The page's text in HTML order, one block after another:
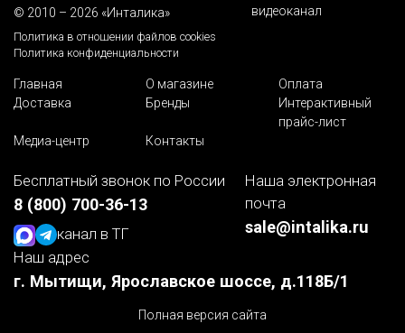
© 2010 – 2026 «Инталика»
Политика в отношении файлов cookies
Политика конфиденциальности
видеоканал
Главная О магазине
Оплата
Доставка
Бренды
Интерактивный
прайс-лист
Медиа-центр
Контакты
Бесплатный звонок по России
8 (800) 700-36-13
канал в ТГ
Наша электронная
почта
sale@intalika.ru
Наш адрес
г. Мытищи, Ярославское шоссе, д.118Б/1
Полная версия сайта